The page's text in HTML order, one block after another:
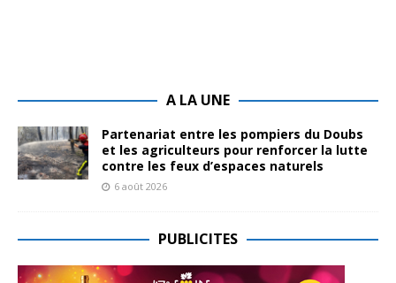
A LA UNE
Partenariat entre les pompiers du Doubs
et les agriculteurs pour renforcer la lutte
contre les feux d’espaces naturels
6 août 2026
PUBLICITES